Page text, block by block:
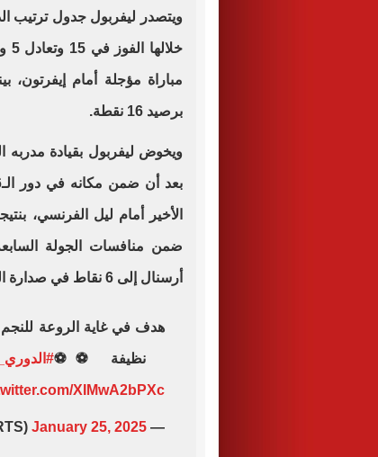
مباراة مؤجلة أمام إيفرتون،
برصيد 16 نقطة.
ويخوض ليفربول بقيادة مدربه
ضمن منافسات الجولة
أرسنال إلى 6 نقاط في صدارة الدوري الإنجليزي.
هدف في غاية الروعة للنجم
نظيفة ⚽️⚽️
XIMwA2bPXc
— beIN SPORTS (@beINSPORTS)
January 25, 2025